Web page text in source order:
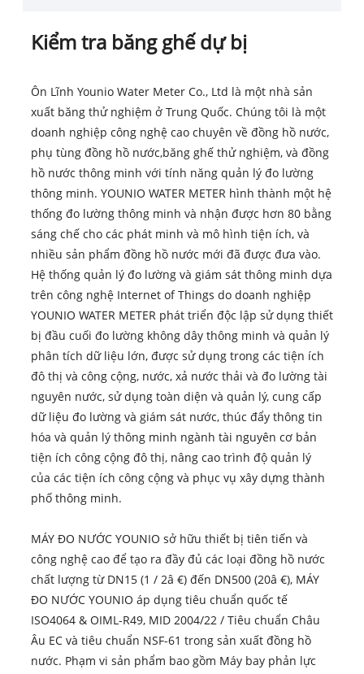
Kiểm tra băng ghế dự bị
Ôn Lĩnh Younio Water Meter Co., Ltd là một nhà sản
xuất băng thử nghiệm ở Trung Quốc. Chúng tôi là một
doanh nghiệp công nghệ cao chuyên về đồng hồ nước,
phụ tùng đồng hồ nước,băng ghế thử nghiệm, và đồng
hồ nước thông minh với tính năng quản lý đo lường
thông minh. YOUNIO WATER METER hình thành một hệ
thống đo lường thông minh và nhận được hơn 80 bằng
sáng chế cho các phát minh và mô hình tiện ích, và
nhiều sản phẩm đồng hồ nước mới đã được đưa vào.
Hệ thống quản lý đo lường và giám sát thông minh dựa
trên công nghệ Internet of Things do doanh nghiệp
YOUNIO WATER METER phát triển độc lập sử dụng thiết
bị đầu cuối đo lường không dây thông minh và quản lý
phân tích dữ liệu lớn, được sử dụng trong các tiện ích
đô thị và công cộng, nước, xả nước thải và đo lường tài
nguyên nước, sử dụng toàn diện và quản lý, cung cấp
dữ liệu đo lường và giám sát nước, thúc đẩy thông tin
hóa và quản lý thông minh ngành tài nguyên cơ bản
tiện ích công cộng đô thị, nâng cao trình độ quản lý
của các tiện ích công cộng và phục vụ xây dựng thành
phố thông minh.
MÁY ĐO NƯỚC YOUNIO sở hữu thiết bị tiên tiến và
công nghệ cao để tạo ra đầy đủ các loại đồng hồ nước
chất lượng từ DN15 (1 / 2â €) đến DN500 (20â €), MÁY
ĐO NƯỚC YOUNIO áp dụng tiêu chuẩn quốc tế
ISO4064 & OIML-R49, MID 2004/22 / Tiêu chuẩn Châu
Âu EC và tiêu chuẩn NSF-61 trong sản xuất đồng hồ
nước. Phạm vi sản phẩm bao gồm Máy bay phản lực